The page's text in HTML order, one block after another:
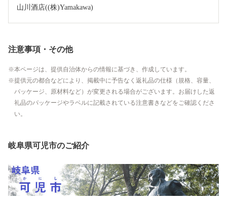
山川酒店((株)Yamakawa)
注意事項・その他
本ページは、提供自治体からの情報に基づき、作成しています。
提供元の都合などにより、掲載中に予告なく返礼品の仕様（規格、容量、
パッケージ、原材料など）が変更される場合がございます。お届けした返
礼品のパッケージやラベルに記載されている注意書きなどをご確認くださ
い。
岐阜県可児市のご紹介